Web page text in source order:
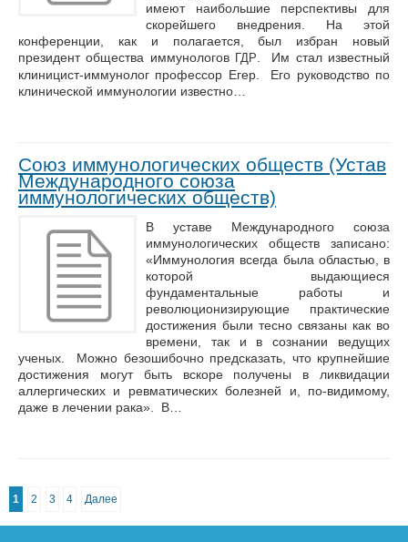
имеют наибольшие перспективы для
скорейшего внедрения. На этой
конференции, как и полагается, был избран новый
президент общества иммунологов
ГДР
. Им стал известный
клиницист-иммунолог профессор Егер. Его руководство по
клинической иммунологии известно…
Союз иммунологических обществ (Устав
Международного союза
иммунологических обществ)
В уставе Международного союза
иммунологических обществ записано:
«Иммунология всегда была областью, в
которой выдающиеся
фундаментальные работы и
революционизирующие практические
достижения были тесно связаны как во
времени, так и в сознании ведущих
ученых. Можно безошибочно предсказать, что крупнейшие
достижения могут быть вскоре получены в ликвидации
аллергических и ревматических болезней и, по-видимому,
даже в лечении рака». В…
1 2 3 4 Далее